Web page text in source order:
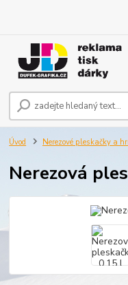
Úvod Nerezové pleskačky a
Nerezová